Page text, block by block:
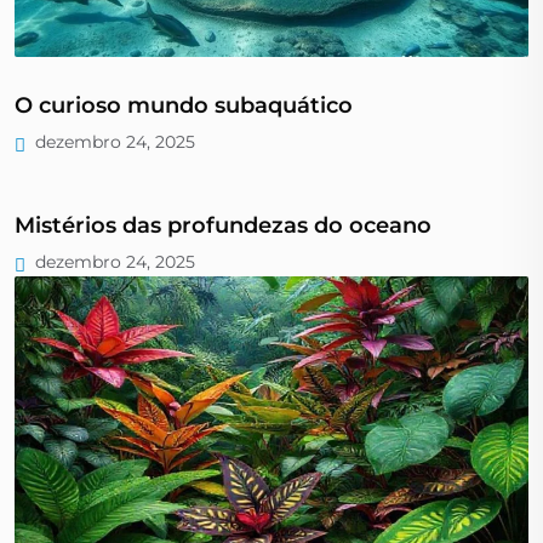
O curioso mundo subaquático
dezembro 24, 2025
Mistérios das profundezas do oceano
dezembro 24, 2025